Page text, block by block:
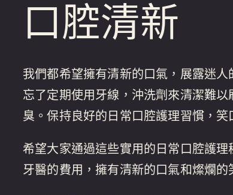
口腔清新
我們都希望擁有清新的口氣，展露迷
忘了定期使用牙線，沖洗劑來清潔難
臭。保持良好的日常口腔護理習慣，笑
希望大家通過這些實用的日常口腔護
牙醫的費用，擁有清新的口氣和燦爛